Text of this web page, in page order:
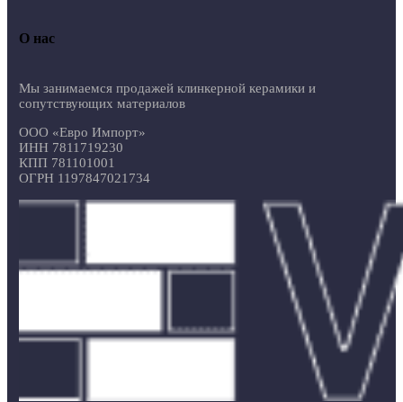
О нас
Мы занимаемся продажей клинкерной керамики и
сопутствующих материалов
ООО «Евро Импорт»
ИНН 7811719230
КПП 781101001
ОГРН 1197847021734